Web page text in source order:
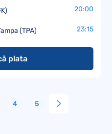
20:00
(TPA) 23:15
plata
4 5